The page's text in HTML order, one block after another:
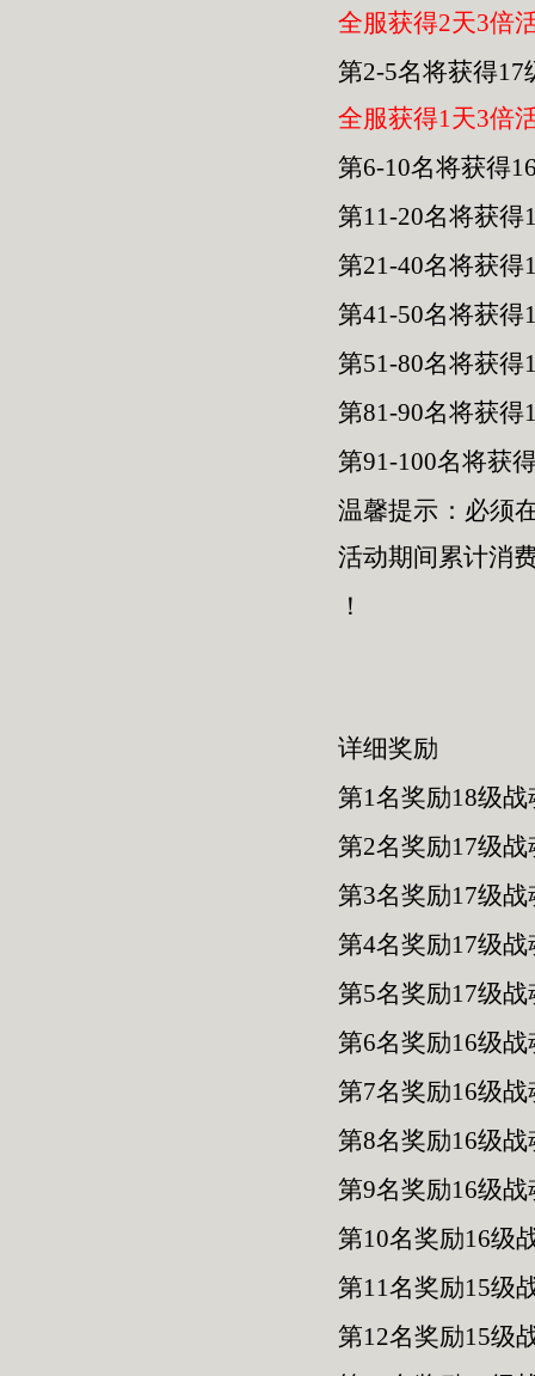
全服获得2天3倍
第2-5名将获得
全服获得1天3倍
第6-10名将获得
第11-20名将获得
第21-40名将获得
第41-50名将获得
第51-80名将获得
第81-90名将获得
第91-100名将获
温馨提示：必须
活动期间累计消
！
详细奖励
第1名奖励18级
第2名奖励17级
第3名奖励17级
第4名奖励17级
第5名奖励17级
第6名奖励16级
第7名奖励16级
第8名奖励16级
第9名奖励16级
第10名奖励16级
第11名奖励15级
第12名奖励15级